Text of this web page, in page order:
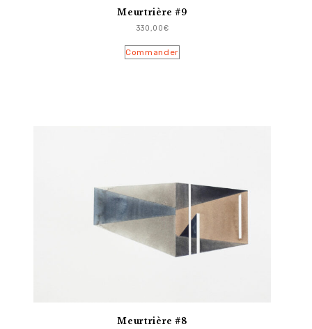
Meurtrière #9
330,00€
Commander
Meurtrière #8